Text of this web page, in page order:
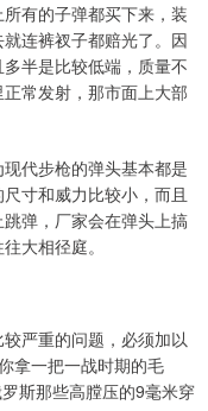
有的子弹都买下来，装
连裤衩子都赔光了。因
半是比较低端，质量不
常发射，那市面上大部
代步枪的弹头基本都是
寸和威力比较小，而且
弹，厂家会在弹头上搞
大相径庭。
严重的问题，必须加以
拿一把一战时期的毛
斯那些高膛压的9毫米穿